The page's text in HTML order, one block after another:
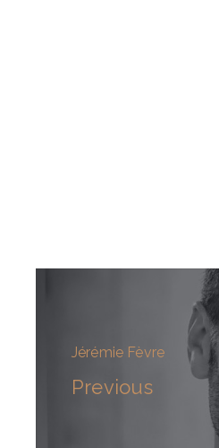
Jérémie Fèvre
Previous